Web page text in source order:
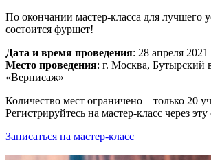
По окончании мастер-класса для лучшего
состоится фуршет!
Дата и время проведения: 28 апреля 2021
Место проведения: г. Москва, Бутырский
«Вернисаж»
Количество мест ограничено – только 20
Регистрируйтесь на мастер-класс через
Записаться на мастер-класс